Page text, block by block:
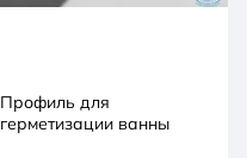
Профиль для
герметизации ванны